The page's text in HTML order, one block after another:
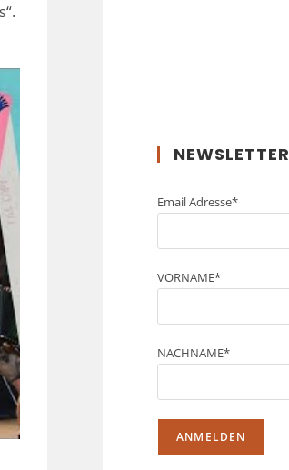
NEWSLETTER
Email Adresse*
VORNAME*
NACHNAME*